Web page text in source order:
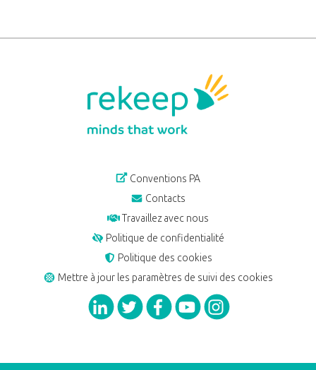
Conventions PA
Contacts
Travaillez avec nous
Politique de confidentialité
Politique des cookies
Mettre à jour les paramètres de suivi des cookies